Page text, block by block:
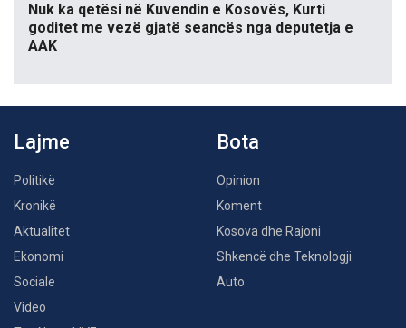
Nuk ka qetësi në Kuvendin e Kosovës, Kurti
goditet me vezë gjatë seancës nga deputetja e
AAK
Lajme
Politikë
Kronikë
Aktualitet
Ekonomi
Sociale
Video
Bota
Opinion
Koment
Kosova dhe Rajoni
Shkencë dhe Teknologji
Auto